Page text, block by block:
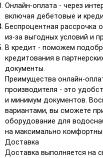
Онлайн-оплата - через
включая дебетовые и
Беспроцентная рассрочка
из-за выгодных условий и
В кредит - поможем
кредитования в
документы.
Преимущества онлайн-
производителя - это
и минимум документов.
вариантами, вы сможете
оборудование для
на максимально
Доставка
Доставка выполняется на